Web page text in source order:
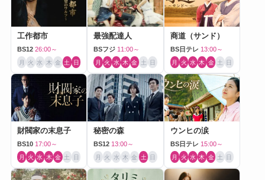
工作都市
BS12 26:00～
月 火 水 木 金 土 日
最強配達人
BSフジ 11:00～
月 火 水 木 金 土 日
商道（サンド）
BS日テレ 13:00～
月 火 水 木 金 土 日
財閥家の末息子
BS10 17:00～
月 火 水 木 金 土 日
秘密の森
BS12 13:00～
月 火 水 木 金 土 日
ウンヒの涙
BS日テレ 15:00～
月 火 水 木 金 土 日